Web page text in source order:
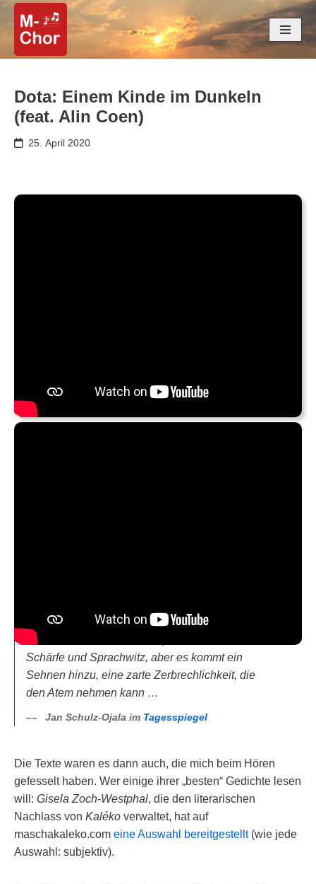
Zum
Inhalt
Dota: Einem Kinde im Dunkeln
(feat. Alin Coen)
25. April 2020
Morgenstern, Kästner, Ringelnatz, aber das trifft
es nicht. Sie hat deren Verspieltheit, satirische
Schärfe und Sprachwitz, aber es kommt ein
Sehnen hinzu, eine zarte Zerbrechlichkeit, die
den Atem nehmen kann …
Jan Schulz-Ojala im Tagesspiegel
Die Texte waren es dann auch, die mich beim Hören
gefesselt haben. Wer einige ihrer „besten“ Gedichte lesen
will: Gisela Zoch-Westphal, die den literarischen
Nachlass von Kaléko verwaltet, hat auf
maschakaleko.com eine Auswahl bereitgestellt(wie jede
Auswahl: subjektiv).